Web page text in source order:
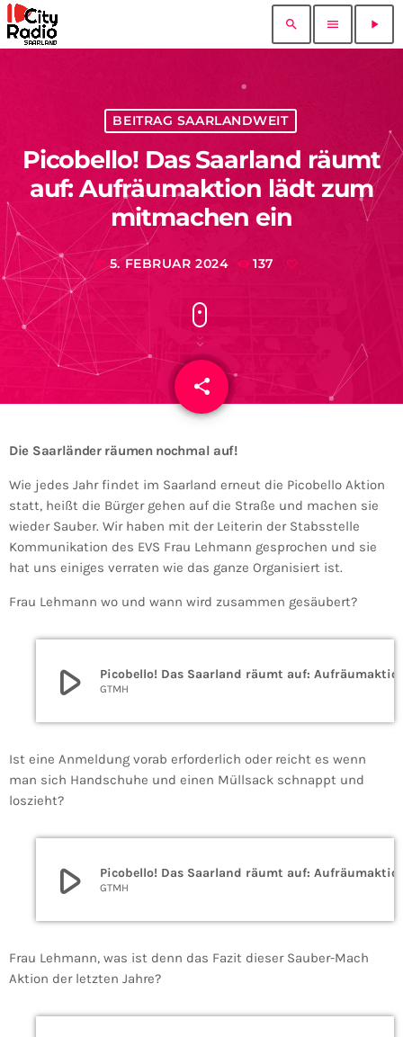
search menu play_arrow
BEITRAG SAARLANDWEIT
Picobello! Das Saarland räumt
auf: Aufräumaktion lädt zum
mitmachen ein
today 5. FEBRUAR 2024 137
share
email
Die Saarländer räumen nochmal auf!
Wie jedes Jahr findet im Saarland erneut die Picobello Aktion
statt, heißt die Bürger gehen auf die Straße und machen sie
wieder Sauber. Wir haben mit der Leiterin der Stabsstelle
Kommunikation des EVS Frau Lehmann gesprochen und sie
hat uns einiges verraten wie das ganze Organisiert ist.
Frau Lehmann wo und wann wird zusammen gesäubert?
play_arrow GTMH
Ist eine Anmeldung vorab erforderlich oder reicht es wenn
man sich Handschuhe und einen Müllsack schnappt und
loszieht?
play_arrow GTMH
Frau Lehmann, was ist denn das Fazit dieser Sauber-Mach
Aktion der letzten Jahre?